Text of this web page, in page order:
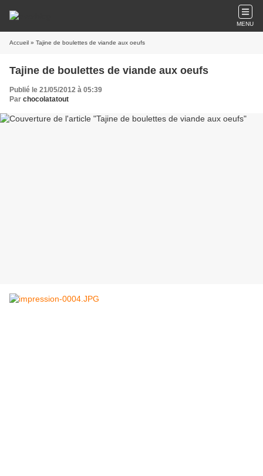
MENU
Accueil » Tajine de boulettes de viande aux oeufs
Tajine de boulettes de viande aux oeufs
Publié le 21/05/2012 à 05:39
Par chocolatatout